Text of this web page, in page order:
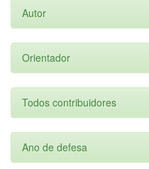
Autor
Orientador
Todos contribuidores
Ano de defesa